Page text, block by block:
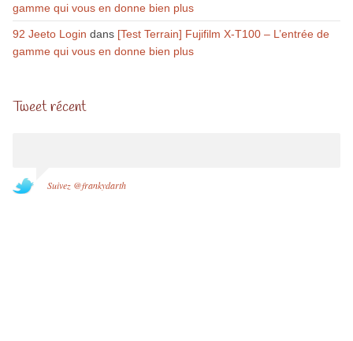
gamme qui vous en donne bien plus
92 Jeeto Login dans [Test Terrain] Fujifilm X-T100 – L’entrée de
gamme qui vous en donne bien plus
Tweet récent
Suivez @frankydarth